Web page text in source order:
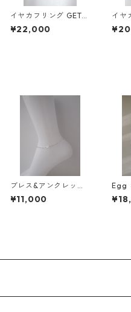
イヤカフリング GETS
UMEN
¥22,000
イヤ
ブレス&アンクレットu
nisex
¥11,000
Egg